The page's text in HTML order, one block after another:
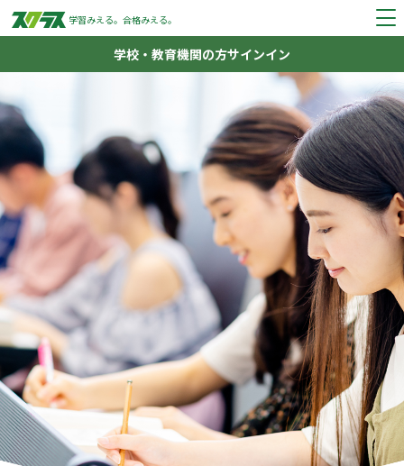
学習みえる。合格みえる。
学校・教育機関の方サインイン